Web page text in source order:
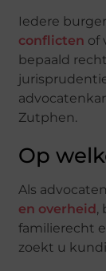
Iedere
conflicten of
bepaald
Zutphen.
Op
Als
en overheid,
familierecht
zoekt u